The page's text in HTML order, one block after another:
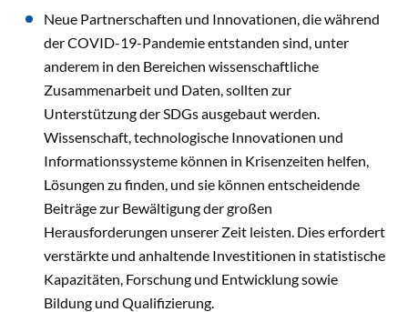
Neue Partnerschaften und Innovationen, die während
der COVID-19-Pandemie entstanden sind, unter
anderem in den Bereichen wissenschaftliche
Zusammenarbeit und Daten, sollten zur
Unterstützung der SDGs ausgebaut werden.
Wissenschaft, technologische Innovationen und
Informationssysteme können in Krisenzeiten helfen,
Lösungen zu finden, und sie können entscheidende
Beiträge zur Bewältigung der großen
Herausforderungen unserer Zeit leisten. Dies erfordert
verstärkte und anhaltende Investitionen in statistische
Kapazitäten, Forschung und Entwicklung sowie
Bildung und Qualifizierung.